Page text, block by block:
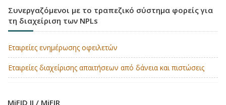
Συνεργαζόμενοι με το τραπεζικό σύστημα φορείς για
τη διαχείριση των NPLs
Εταιρείες ενημέρωσης οφειλετών
Εταιρείες διαχείρισης απαιτήσεων από δάνεια και πιστώσεις
MiFID II / MiFIR